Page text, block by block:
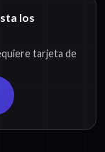
los
tarjeta de